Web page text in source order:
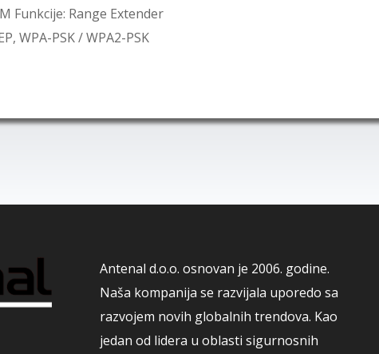
Funkcije: Range Extender
WPA-PSK / WPA2-PSK
Antenal d.o.o. osnovan je 2006. godine.
Naša kompanija se razvijala uporedo sa
razvojem novih globalnih trendova. Kao
jedan od lidera u oblasti sigurnosnih